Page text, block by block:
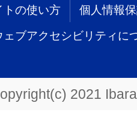
トの使い方 個人情報
ェブアクセシビリティに
2021